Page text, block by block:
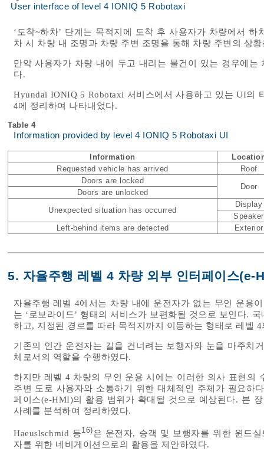
User interface of level 4 IONIQ 5 Robotaxi
‘도착~하차’ 단계는 목적지에 도착 후 사용자가 차량에서
차 시 차량 내 조명과 차량 주변 조명을 통해 차량 주변의 상
만약 사용자가 차량 내에 두고 내리는 물건이 있는 경우에
다.
Hyundai IONIQ 5 Robotaxi 서비스에서 사용하고 있는 UI의
4에 정리하여 나타내었다.
Table 4
Information provided by level 4 IONIQ 5 Robotaxi UI
Information
Requested vehicle has arrived
Roof
Doors are locked
Door
Doors are unlocked
Unexpected situation has occurred
Display
Speaker
Left-behind items are detected
Exterior
5. 자율주행 레벨 4 차량 외부 인터페이스(e-
자율주행 레벨 4에서는 차량 내에 운전자가 없는 무인 운용
는 ‘로보라이드’ 형태의 서비스가 보편화될 것으로 보인다.
하고, 지정된 경로를 따라 목적지까지 이동하는 형태로 레벨
기존의 인간 운전자는 길을 건너려는 보행자와 눈을 마주치
체로서의 역할을 수행하였다.
하지만 레벨 4 차량의 무인 운용 시에는 이러한 의사 표현의
주변 도로 사용자와 소통하기 위한 대체적인 주체가 필요하
페이스(e-HMI)의 활용 범위가 확대될 것으로 예상된다. 본
사례를 분석하여 정리하였다.
Haeuslschmid 등16)은 운전자, 승객 및 보행자를 위한 윈드
자를 위한 네비게이션으로의 활용을 제안하였다.